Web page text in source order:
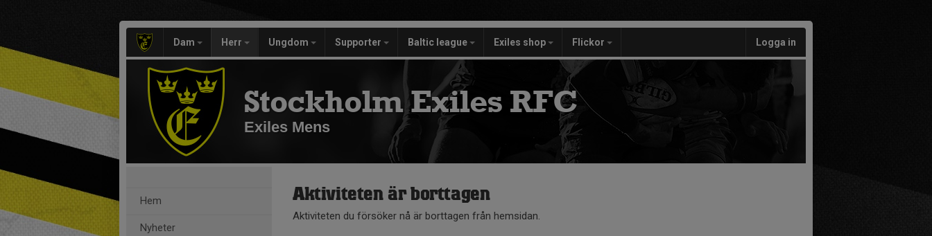
Dam Herr Ungdom Supporter Baltic league Exiles shop Flickor Logga in
Stockholm Exiles RFC
Exiles Mens
Hem
Nyheter
Aktiviteten är borttagen
Aktiviteten du försöker nå är borttagen från hemsidan.